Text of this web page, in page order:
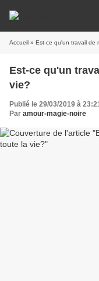
Accueil » Est-ce qu'un travail de
Est-ce qu'un
vie?
Publié le 29/03/2019 à
Par amour-magie-noire